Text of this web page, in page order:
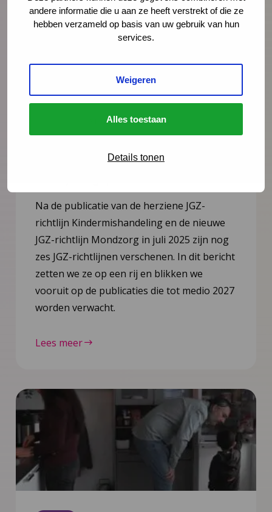
andere informatie die u aan ze heeft verstrekt of die ze
hebben verzameld op basis van uw gebruik van hun
services.
Weigeren
Alles toestaan
Details tonen
21 juli 2026
2026: 8 nieuwe en herziene
Na de publicatie van de herziene JGZ-
richtlijn Kindermishandeling en de nieuwe
JGZ-richtlijn Mondzorg in juli 2025 zijn nog
zes JGZ-richtlijnen verschenen. In dit bericht
zetten we ze op een rij en blikken we
vooruit op de publicaties die tot medio 2027
worden verwacht.
Lees meer